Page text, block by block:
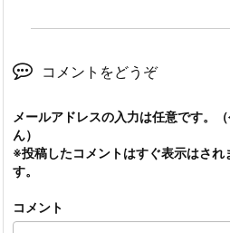
コメントをどうぞ
メールアドレスの入力は任意です。
ん）
※投稿したコメントはすぐ表示はされ
す。
コメント